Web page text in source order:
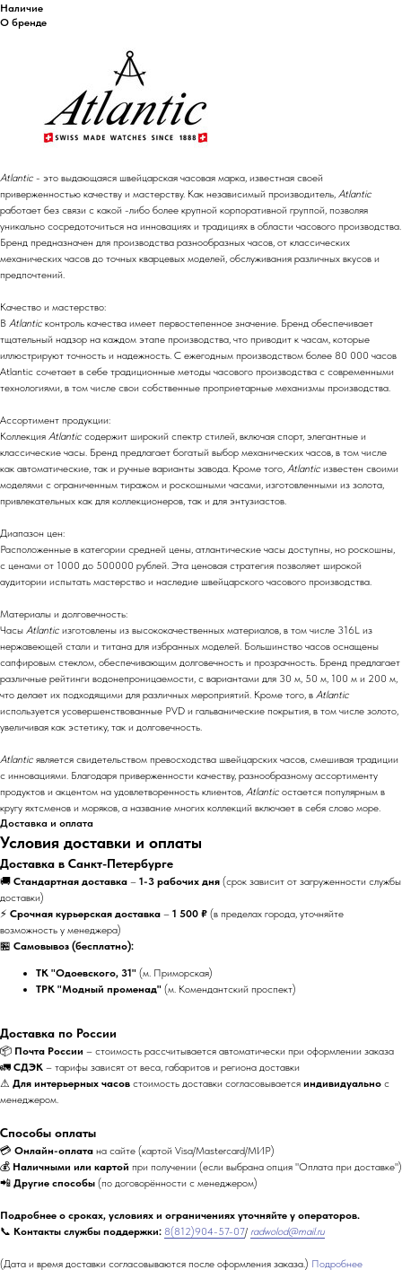
Наличие
О бренде
Atlantic- это выдающаяся швейцарская часовая марка, известная своей
приверженностью качеству и мастерству. Как независимый производитель, Atlantic
работает без связи с какой -либо более крупной корпоративной группой, позволяя
уникально сосредоточиться на инновациях и традициях в области часового производства.
Бренд предназначен для производства разнообразных часов, от классических
механических часов до точных кварцевых моделей, обслуживания различных вкусов и
предпочтений.
Качество и мастерство:
В Atlanticконтроль качества имеет первостепенное значение. Бренд обеспечивает
тщательный надзор на каждом этапе производства, что приводит к часам, которые
иллюстрируют точность и надежность. С ежегодным производством более 80 000 часов
Atlantic сочетает в себе традиционные методы часового производства с современными
технологиями, в том числе свои собственные проприетарные механизмы производства.
Ассортимент продукции:
Коллекция Atlanticсодержит широкий спектр стилей, включая спорт, элегантные и
классические часы. Бренд предлагает богатый выбор механических часов, в том числе
как автоматические, так и ручные варианты завода. Кроме того, Atlanticизвестен своими
моделями с ограниченным тиражом и роскошными часами, изготовленными из золота,
привлекательных как для коллекционеров, так и для энтузиастов.
Диапазон цен:
Расположенные в категории средней цены, атлантические часы доступны, но роскошны,
с ценами от 1000 до 500000 рублей. Эта ценовая стратегия позволяет широкой
аудитории испытать мастерство и наследие швейцарского часового производства.
Материалы и долговечность:
Часы Atlanticизготовлены из высококачественных материалов, в том числе 316L из
нержавеющей стали и титана для избранных моделей. Большинство часов оснащены
сапфировым стеклом, обеспечивающим долговечность и прозрачность. Бренд предлагает
различные рейтинги водонепроницаемости, с вариантами для 30 м, 50 м, 100 м и 200 м,
что делает их подходящими для различных мероприятий. Кроме того, в Atlantic
используется усовершенствованные PVD и гальванические покрытия, в том числе золото,
увеличивая как эстетику, так и долговечность.
Atlanticявляется свидетельством превосходства швейцарских часов, смешивая традиции
с инновациями. Благодаря приверженности качеству, разнообразному ассортименту
продуктов и акцентом на удовлетворенность клиентов, Atlanticостается популярным в
кругу яхтсменов и моряков, а название многих коллекций включает в себя слово море.
Доставка и оплата
Условия доставки и оплаты
Доставка в Санкт-Петербурге
🚚 Стандартная доставка – 1-3 рабочих дня (срок зависит от загруженности службы
доставки)
⚡ Срочная курьерская доставка – 1 500 ₽ (в пределах города, уточняйте
возможность у менеджера)
🏪 Самовывоз (бесплатно):
ТК "Одоевского, 31" (м. Приморская)
ТРК "Модный променад" (м. Комендантский проспект)
Доставка по России
📦 Почта России – стоимость рассчитывается автоматически при оформлении заказа
🚛 СДЭК – тарифы зависят от веса, габаритов и региона доставки
⚠ Для интерьерных часов стоимость доставки согласовывается индивидуально с
менеджером.
Способы оплаты
💳 Онлайн-оплата на сайте (картой Visa/Mastercard/МИР)
💰 Наличными или картой при получении (если выбрана опция "Оплата при доставке")
📲 Другие способы (по договорённости с менеджером)
Подробнее о сроках, условиях и ограничениях уточняйте у операторов.
📞 Контакты службы поддержки: 8(812)904-57-07/ radwolod@mail.ru
(Дата и время доставки согласовываются после оформления заказа.) Подробнее